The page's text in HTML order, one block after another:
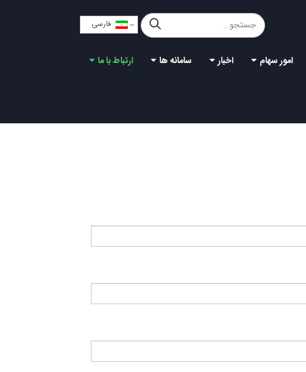
فارسی
امور سهام اخبار سامانه ها ارتباط با ما